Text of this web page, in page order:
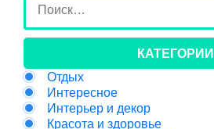
КАТЕГОРИИ
Отдых
Интересное
Интерьер и декор
Красота и здоровье